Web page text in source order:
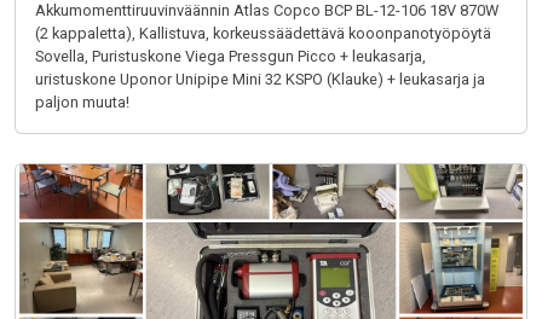
Akkumomenttiruuvinväännin Atlas Copco BCP BL-12-106 18V 870W
(2 kappaletta), Kallistuva, korkeussäädettävä kooonpanotyöpöytä
Sovella, Puristuskone Viega Pressgun Picco + leukasarja,
uristuskone Uponor Unipipe Mini 32 KSPO (Klauke) + leukasarja ja
paljon muuta!